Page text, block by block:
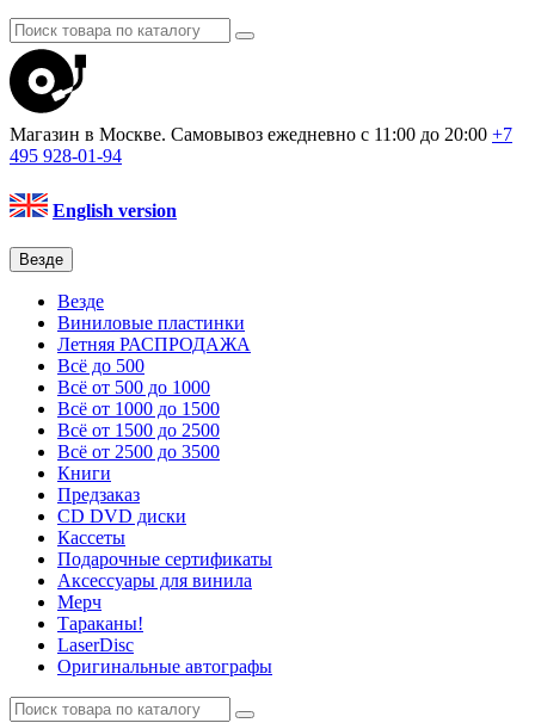
Магазин в Москве. Самовывоз ежедневно с 11:00 до 20:00 +7
495 928-01-94
English version
Везде
Везде
Виниловые пластинки
Летняя РАСПРОДАЖА
Всё до 500
Всё от 500 до 1000
Всё от 1000 до 1500
Всё от 1500 до 2500
Всё от 2500 до 3500
Книги
Предзаказ
CD DVD диски
Кассеты
Подарочные сертификаты
Аксессуары для винила
Мерч
Тараканы!
LaserDisc
Оригинальные автографы